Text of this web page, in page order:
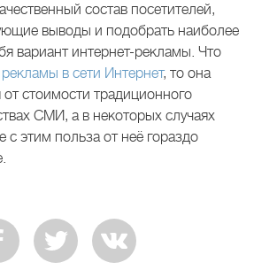
состав посетителей,
выводы и подобрать наиболее
вариант интернет-рекламы. Что
в сети Интернет, то она
от стоимости традиционного
СМИ, а в некоторых случаях
этим польза от неё гораздо